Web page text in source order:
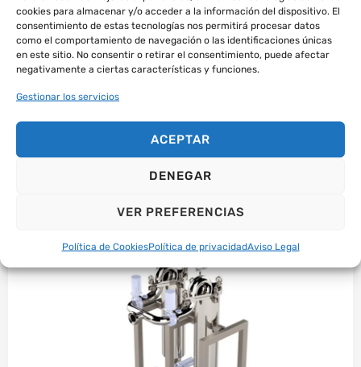
cookies para almacenar y/o acceder a la información del dispositivo. El
consentimiento de estas tecnologías nos permitirá procesar datos
como el comportamiento de navegación o las identificaciones únicas
en este sitio. No consentir o retirar el consentimiento, puede afectar
negativamente a ciertas características y funciones.
Gestionar los servicios
ACEPTAR
DENEGAR
VER PREFERENCIAS
Política de CookiesPolítica de privacidadAviso Legal
SABER MÁS